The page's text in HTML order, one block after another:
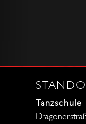
Tanzschule